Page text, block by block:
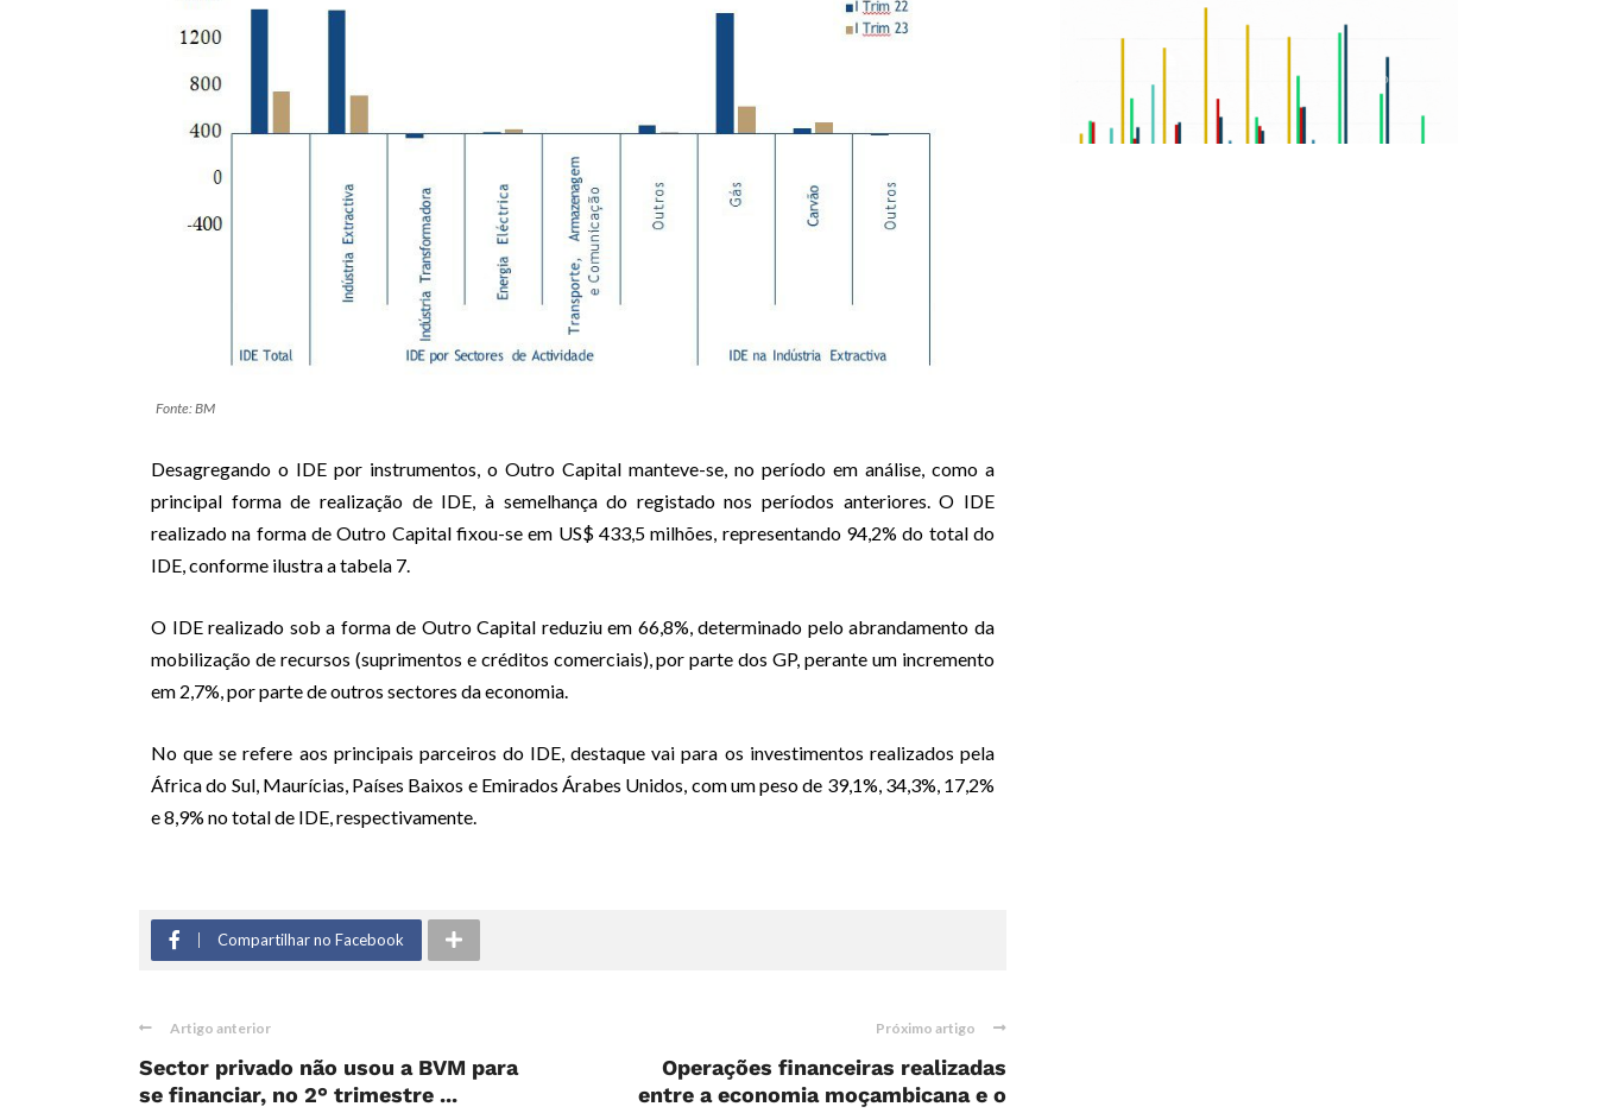
Fonte: BM
Desagregando o IDE por instrumentos, o Outro Capital manteve-se, no período em análise, como a
principal forma de realização de IDE, à semelhança do registado nos períodos anteriores. O IDE
realizado na forma de Outro Capital fixou-se em US$ 433,5 milhões, representando 94,2% do total do
IDE, conforme ilustra a tabela 7.
O IDE realizado sob a forma de Outro Capital reduziu em 66,8%, determinado pelo abrandamento da
mobilização de recursos (suprimentos e créditos comerciais), por parte dos GP, perante um incremento
em 2,7%, por parte de outros sectores da economia.
No que se refere aos principais parceiros do IDE, destaque vai para os investimentos realizados pela
África do Sul, Maurícias, Países Baixos e Emirados Árabes Unidos, com um peso de 39,1%, 34,3%, 17,2%
e 8,9% no total de IDE, respectivamente.
Compartilhar no Facebook
Artigo anterior
Sector privado não usou a BVM para
se financiar, no 2° trimestre ...
Próximo artigo
Operações financeiras realizadas
entre a economia moçambicana e o